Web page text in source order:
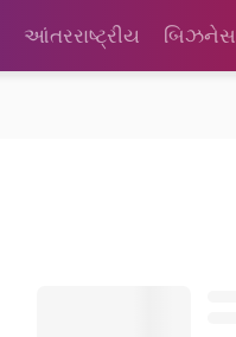
આંતરરાષ્ટ્રીય બિઝનેસ